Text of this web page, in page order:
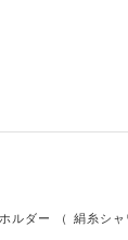
ルダー （ 絹糸シ